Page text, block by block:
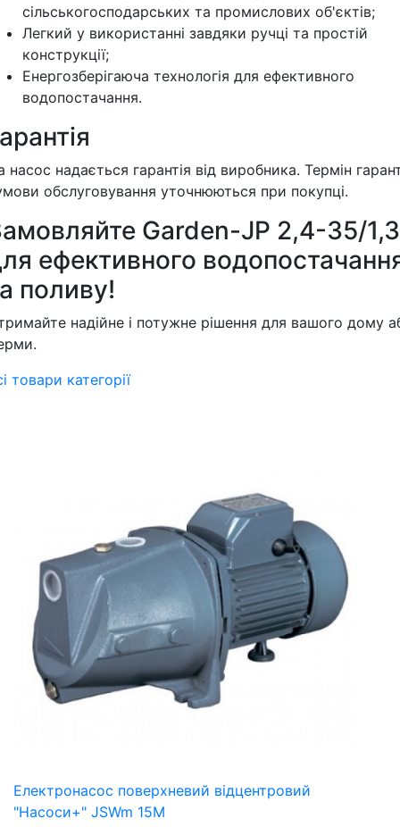
сільськогосподарських та промислових об'єктів;
Легкий у використанні завдяки ручці та простій
конструкції;
Енергозберігаюча технологія для ефективного
водопостачання.
насос надається гарантія від виробника. Термін
обслуговування уточнюються при покупці.
Garden-JP 2,4-35/1,3
ефективного
поливу!
надійне і потужне рішення для вашого дому
товари категорії
Електронасос поверхневий відцентровий
"Насоси+" JSWm 15М